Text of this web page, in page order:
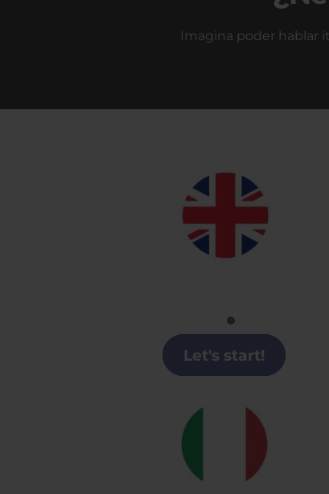
Imagina poder hablar
Clases de Inglés en Alicante
Let's start!